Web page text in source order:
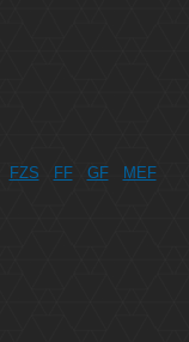
FZS FF GF
MEF